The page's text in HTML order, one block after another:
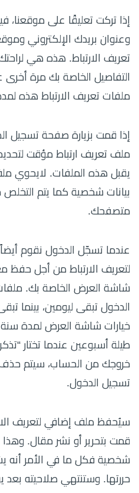
إذا تركت تعليقًا على
وعنوان بريدك الإلكتروني
تعريف الارتباط. هذه هي
التفاصيل الخاصة بك مرة
ملفات تعريف الارتباط هذه
إذا قمت بزيارة صفحة تسجيل
ملف تعريف ارتباط مؤقت
يقبل هذه الملفات. لايحوي
بيانات شخصية كما يتم
متصفحك.
عندما تسجّل الدخول نقوم
لتعريف الارتباط من أجل حفظ
شاشة العرض الخاصة بك.
الدخول تبقى ليومين، بينما
خيارات شاشة العرض لمدة
طيلة أسبوعين عندما تختار
خروجك من الحساب، سيتم حذف
تسجيل الدخول.
سيُحفظ ملف إضافي لتعريف
قمت بتحرير أو نشر مقال. وهذا
شخصية فكل ما في الأمر أنه
حررتها. وستنتهي صلاحيته بعد